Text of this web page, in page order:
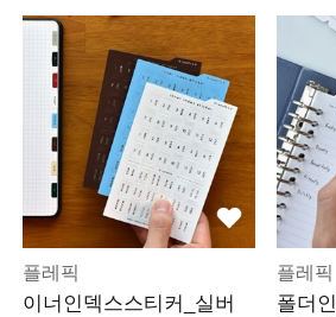
플레픽
이너인덱스스티커_실버
플레픽
폴더